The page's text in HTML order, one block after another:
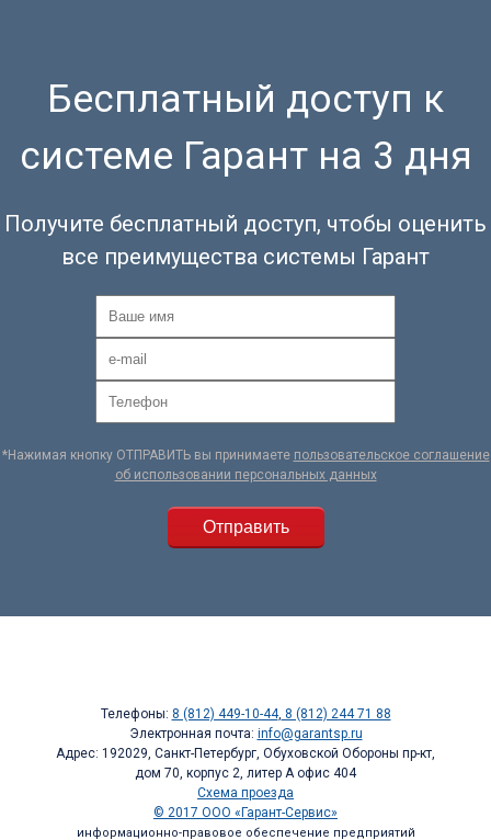
Бесплатный доступ к
системе Гарант на 3 дня
Получите бесплатный доступ, чтобы оценить
все преимущества системы Гарант
*Нажимая кнопку ОТПРАВИТЬ вы принимаете пользовательское соглашение
об использовании персональных данных
Телефоны: 8 (812) 449-10-44, 8 (812) 244 71 88
Электронная почта: info@garantsp.ru
Адрес: 192029, Санкт-Петербург, Обуховской Обороны пр-кт,
дом 70, корпус 2, литер А офис 404
Схема проезда
© 2017 ООО «Гарант-Сервис»
информационно-правовое обеспечение предприятий